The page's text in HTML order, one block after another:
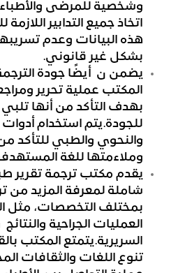
وشخصية للمرضى
اتخاذ جميع التدابير
هذه البيانات وعدم
بشكل غير قانوني.
يضمن ن أيضًا جودة الترجمة
المكتب عملية تحرير
بهدف التأكد من أنها تلبي
للجودة.يتم استخدام
والنحوي والطبي للتأكد
وملاءمتها للغة
يقدم مكتب ترجمة تقرير
شاملة لمعرفة المزيد من
بمختلف التخصصات، مثل
العمليات الجراحية والنتائج
السريرية.يتمتع المكتب
تنوع اللغات والثقافات